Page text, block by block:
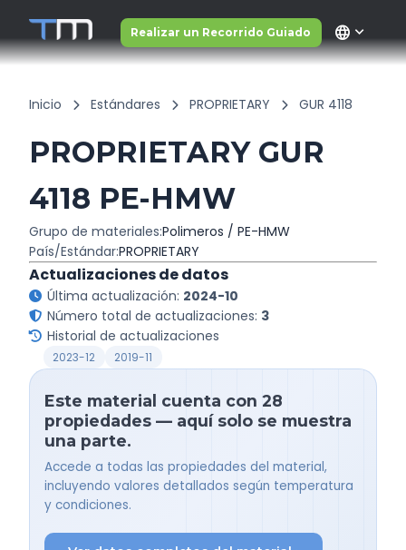
Realizar un Recorrido Guiado language
Inicio Estándares PROPRIETARY GUR 4118
PROPRIETARY GUR
4118 PE-HMW
Grupo de materiales:Polimeros / PE-HMW
País/Estándar:PROPRIETARY
Actualizaciones de datos
Última actualización: 2024-10
Número total de actualizaciones: 3
Historial de actualizaciones
2023-12 2019-11
Este material cuenta con 28
propiedades — aquí solo se muestra
una parte.
Accede a todas las propiedades del material,
incluyendo valores detallados según temperatura
y condiciones.